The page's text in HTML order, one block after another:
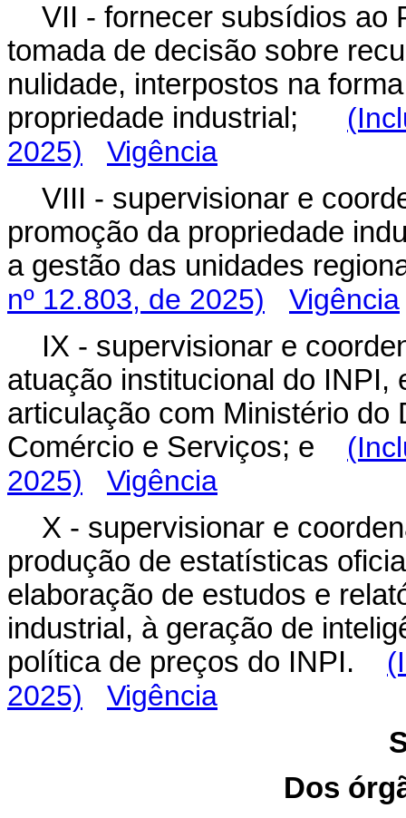
VII - fornecer subsídios ao
tomada de decisão sobre
nulidade, interpostos na
propriedade industrial;
2025)
Vigência
VIII - supervisionar e
promoção da propriedade
a gestão das unidades
nº 12.803, de 2025)
Vigência
IX - supervisionar e
atuação institucional do INPI,
articulação com Ministério do
Comércio e Serviços; e
2025)
Vigência
X - supervisionar e
produção de estatísticas
elaboração de estudos e
industrial, à geração de
política de preços do INPI.
2025)
Vigência
Dos